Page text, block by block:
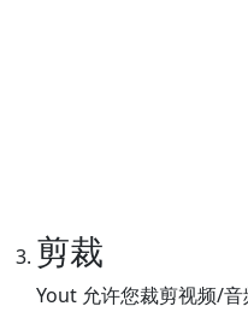
剪裁
Yout 允许您裁剪视频/音